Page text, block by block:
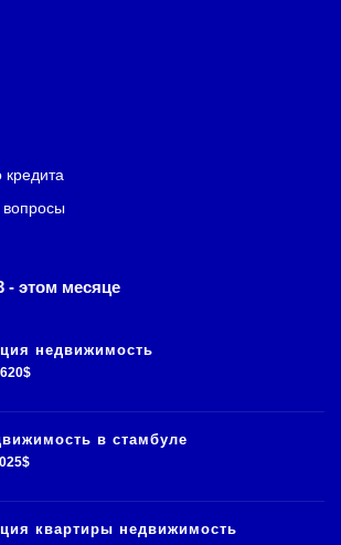
кредита
вопросы
этом месяце
недвижимость
в стамбуле
квартиры недвижимость